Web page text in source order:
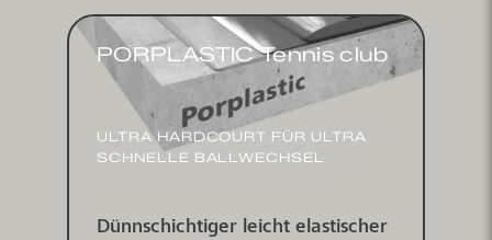
PORPLASTIC Tennis club
ULTRA HARDCOURT FÜR ULTRA
SCHNELLE BALL­WECHSEL
Dünnschichtiger leicht elastischer